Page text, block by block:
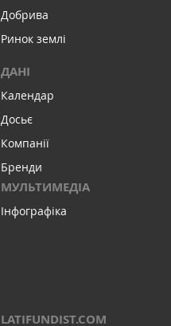
Добрива
Ринок землі
ДАНІ
Календар
Досьє
Компанії
Бренди
МУЛЬТИМЕДІА
Інфографіка
LATIFUNDIST.COM